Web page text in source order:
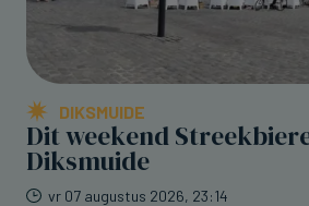
DIKSMUIDE
Dit weekend
Diksmuide
vr 07 augustus 2026, 23:14